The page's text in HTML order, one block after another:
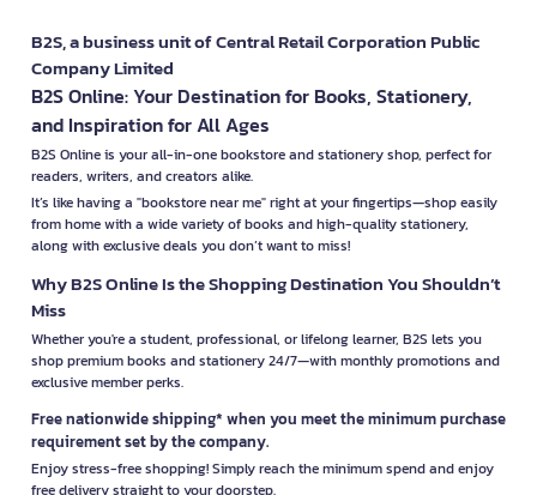
B2S, a business unit of Central Retail Corporation Public
Company Limited
B2S Online: Your Destination for Books, Stationery,
and Inspiration for All Ages
B2S Online is your all-in-one bookstore and stationery shop, perfect for
readers, writers, and creators alike.
It’s like having a "bookstore near me" right at your fingertips—shop easily
from home with a wide variety of books and high-quality stationery,
along with exclusive deals you don’t want to miss!
Why B2S Online Is the Shopping Destination You Shouldn’t
Miss
Whether you're a student, professional, or lifelong learner, B2S lets you
shop premium books and stationery 24/7—with monthly promotions and
exclusive member perks.
Free nationwide shipping* when you meet the minimum purchase
requirement set by the company.
Enjoy stress-free shopping! Simply reach the minimum spend and enjoy
free delivery straight to your doorstep.